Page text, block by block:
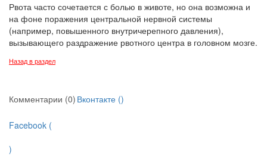
Рвота часто сочетается с болью в животе, но она возможна и
на фоне поражения центральной нервной системы
(например, повышенного внутричерепного давле­ния),
вызывающего раздражение рвотного центра в головном мозге.
Назад в раздел
Комментарии (0) Вконтакте ()
Facebook (
)